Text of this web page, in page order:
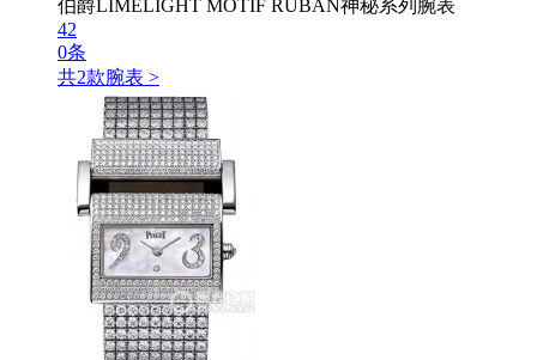
伯爵LIMELIGHT MOTIF RUBAN神秘系列腕表
42
0条
共2款腕表 >